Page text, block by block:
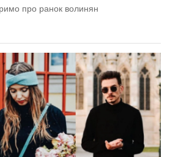
про ранок волинян